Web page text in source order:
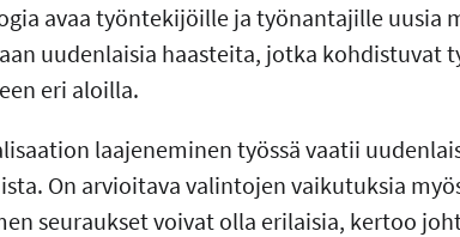
avaa työntekijöille ja työnantajille uusia
uudenlaisia haasteita, jotka
eri aloilla.
laajeneminen työssä vaatii
On arvioitava valintojen vaikutuksia
seuraukset voivat olla erilaisia, kertoo